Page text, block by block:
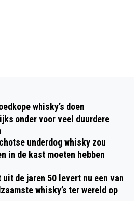
whisky’s doen
onder voor veel duurdere
underdog whisky zou
in de kast moeten hebben
uit de jaren 50 levert nu een van
whisky’s ter wereld op